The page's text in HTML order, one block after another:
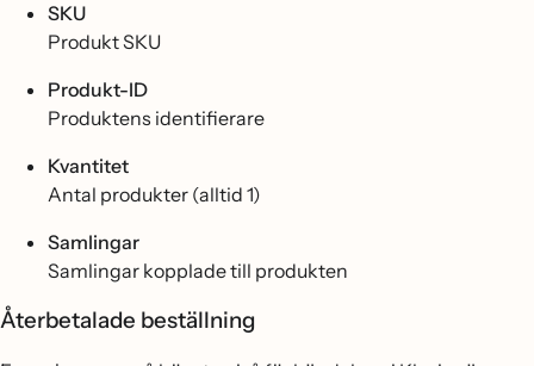
SKU
Produkt SKU
Produkt-ID
Produktens identifierare
Kvantitet
Antal produkter (alltid 1)
Samlingar
Samlingar kopplade till produkten
Återbetalade beställning